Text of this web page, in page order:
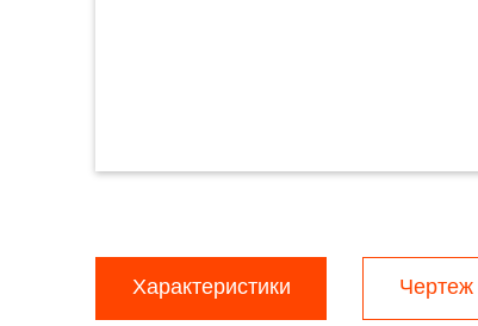
Характеристики Чертеж